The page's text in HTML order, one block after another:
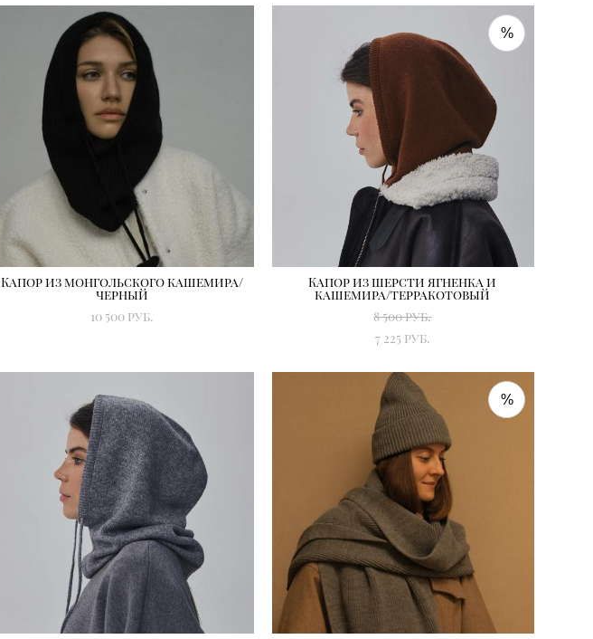
Капор из монгольского кашемира/
черный
10 500 pуб.
%
Капор из шерсти ягненка и
кашемира/терракотовый
8 500 pуб.
7 225 pуб.
%